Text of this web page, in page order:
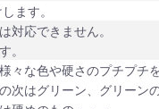
ます。
対応できません。
。
々な色や硬さのプチプチ
次はグリーン、グリーン